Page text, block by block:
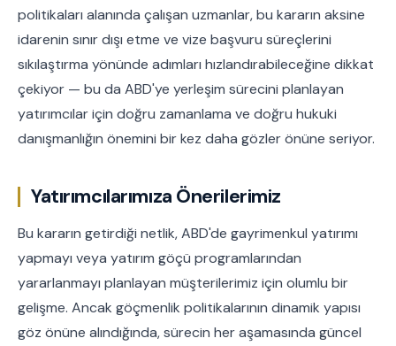
politikaları alanında çalışan uzmanlar, bu kararın aksine
idarenin sınır dışı etme ve vize başvuru süreçlerini
sıkılaştırma yönünde adımları hızlandırabileceğine dikkat
çekiyor — bu da ABD'ye yerleşim sürecini planlayan
yatırımcılar için doğru zamanlama ve doğru hukuki
danışmanlığın önemini bir kez daha gözler önüne seriyor.
Yatırımcılarımıza Önerilerimiz
Bu kararın getirdiği netlik, ABD'de gayrimenkul yatırımı
yapmayı veya yatırım göçü programlarından
yararlanmayı planlayan müşterilerimiz için olumlu bir
gelişme. Ancak göçmenlik politikalarının dinamik yapısı
göz önüne alındığında, sürecin her aşamasında güncel